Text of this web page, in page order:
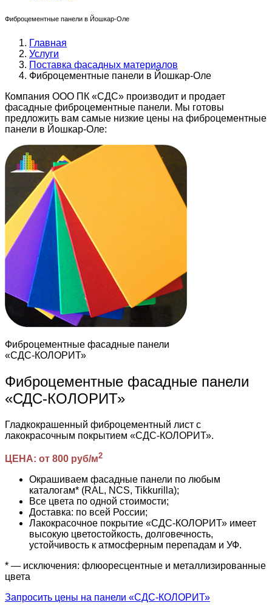
Фиброцементные панели в Йошкар-Оле
Главная
Услуги
Поставка фасадных материалов
Фиброцементные панели в Йошкар-Оле
Компания ООО ПК «СДС» производит и продает
фасадные фиброцементные панели. Мы готовы
предложить вам самые низкие цены на фиброцементные
панели в Йошкар-Оле:
Фиброцементные фасадные панели
«СДС-КОЛОРИТ»
Фиброцементные фасадные панели
«СДС-КОЛОРИТ»
Гладкокрашенный фиброцементный лист с
лакокрасочным покрытием «СДС-КОЛОРИТ».
ЦЕНА: от 800 руб/м2
Окрашиваем фасадные панели по любым
каталогам* (RAL, NCS, Tikkurilla);
Все цвета по одной стоимости;
Доставка: по всей России;
Лакокрасочное покрытие «СДС-КОЛОРИТ» имеет
высокую цветостойкость, долговечность,
устойчивость к атмосферным перепадам и УФ.
* — исключения: флюоресцентные и металлизированные
цвета
Запросить цены на панели «СДС-КОЛОРИТ»